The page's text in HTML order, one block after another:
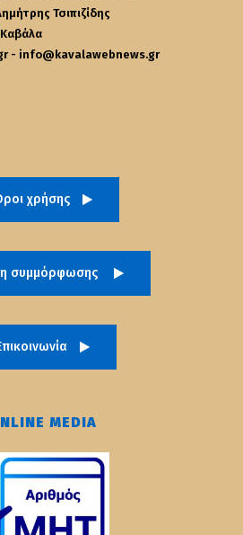
Τσιπιζίδης
- info@kavalawebnews.gr
χρήσης
συμμόρφωσης
MEDIA